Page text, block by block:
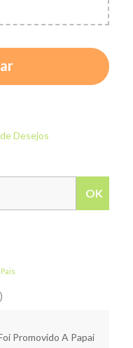
Desejos
OK
Promovido A Papai